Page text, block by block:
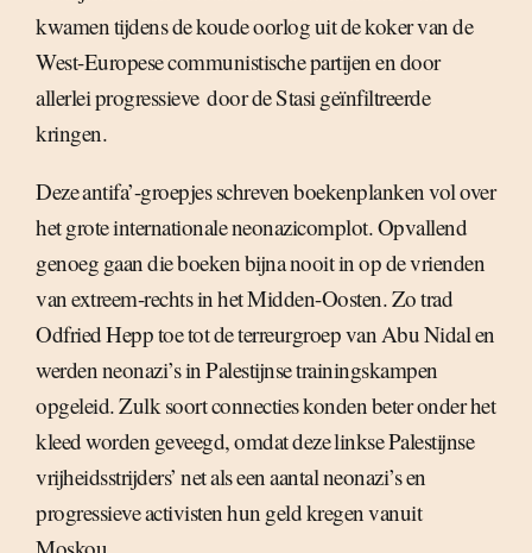
kwamen tijdens de koude oorlog uit de koker van de
West-Europese communistische partijen en door
allerlei progressieve  door de Stasi geïnfiltreerde 
kringen.
Deze antifa’-groepjes schreven boekenplanken vol over
het grote internationale neonazicomplot. Opvallend
genoeg gaan die boeken bijna nooit in op de vrienden
van extreem-rechts in het Midden-Oosten. Zo trad
Odfried Hepp toe tot de terreurgroep van Abu Nidal en
werden neonazi’s in Palestijnse trainingskampen
opgeleid. Zulk soort connecties konden beter onder het
kleed worden geveegd, omdat deze linkse Palestijnse
vrijheidsstrijders’ net als een aantal neonazi’s en
progressieve activisten hun geld kregen vanuit